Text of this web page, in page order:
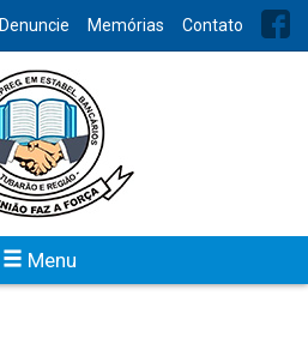
Denuncie Memórias Contato
Menu